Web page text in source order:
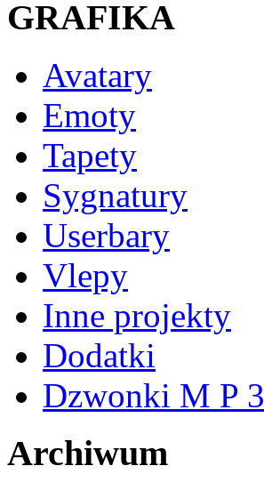
GRAFIKA
Avatary
Emoty
Tapety
Sygnatury
Userbary
Vlepy
Inne projekty
Dodatki
Dzwonki M P 3
Archiwum